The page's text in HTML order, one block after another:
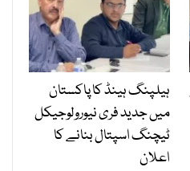
ہیلپنگ ہینڈ کا پاکستان
میں جدید فری نیورولوجیکل
ٹیچنگ اسپتال بنانے کا
اعلان